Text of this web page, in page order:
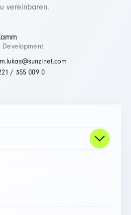
vereinbaren.
Development
/ 355 009 0